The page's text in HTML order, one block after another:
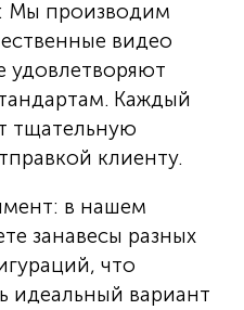
Мы производим
видео
удовлетворяют
Каждый
тщательную
клиенту.
в нашем
занавесы разных
что
идеальный вариант